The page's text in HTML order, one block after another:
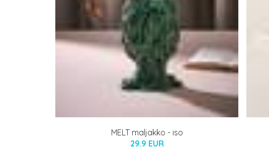
MELT maljakko - iso
29.9 EUR